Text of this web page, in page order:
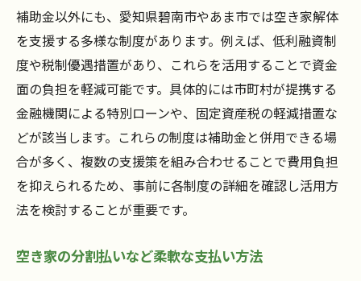
補助金以外にも、愛知県碧南市やあま市では空き家解体
を支援する多様な制度があります。例えば、低利融資制
度や税制優遇措置があり、これらを活用することで資金
面の負担を軽減可能です。具体的には市町村が提携する
金融機関による特別ローンや、固定資産税の軽減措置な
どが該当します。これらの制度は補助金と併用できる場
合が多く、複数の支援策を組み合わせることで費用負担
を抑えられるため、事前に各制度の詳細を確認し活用方
法を検討することが重要です。
空き家の分割払いなど柔軟な支払い方法